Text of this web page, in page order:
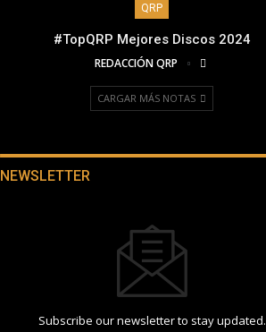
QRP
#TopQRP Mejores Discos 2024
REDACCIÓN QRP
CARGAR MÁS NOTAS
NEWSLETTER
Subscribe our newsletter to stay updated.